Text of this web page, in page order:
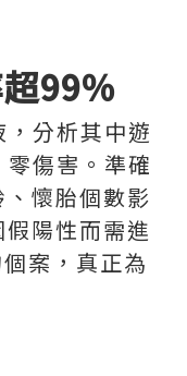
99%
分析其中遊
傷害。準確
懷胎個數影
陽性而需進
案，真正為